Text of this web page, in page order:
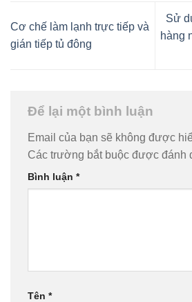
Cơ chế làm lạnh trực tiếp và
gián tiếp tủ đông
Sử
hàng
Để lại một bình luận
Email của bạn sẽ không được
Các trường bắt buộc được đánh
Bình luận *
Tên *